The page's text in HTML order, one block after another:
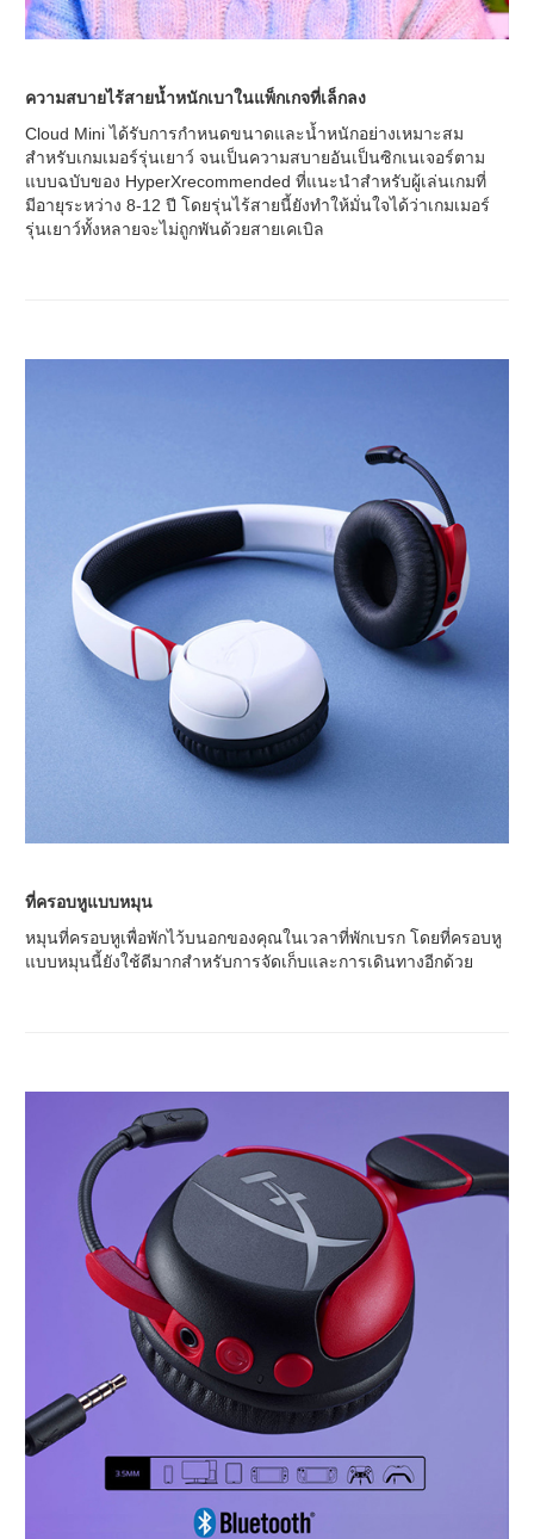
ความสบายไร้สายน้ำหนักเบาในแพ็กเกจที่เล็กลง
Cloud Mini ได้รับการกำหนดขนาดและน้ำหนักอย่างเหมาะสม
สำหรับเกมเมอร์รุ่นเยาว์ จนเป็นความสบายอันเป็นซิกเนเจอร์ตาม
แบบฉบับของ HyperXrecommended ที่แนะนำสำหรับผู้เล่นเกมที่
มีอายุระหว่าง 8-12 ปี โดยรุ่นไร้สายนี้ยังทำให้มั่นใจได้ว่าเกมเมอร์
รุ่นเยาว์ทั้งหลายจะไม่ถูกพันด้วยสายเคเบิล
ที่ครอบหูแบบหมุน
หมุนที่ครอบหูเพื่อพักไว้บนอกของคุณในเวลาที่พักเบรก โดยที่ครอบหู
แบบหมุนนี้ยังใช้ดีมากสำหรับการจัดเก็บและการเดินทางอีกด้วย